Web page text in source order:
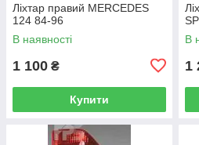
Ліхтар правий MERCEDES
124 84-96
В наявності
1 100 ₴
Купити
В
1